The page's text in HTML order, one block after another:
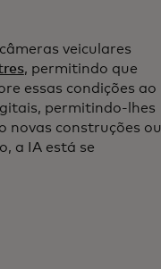
veiculares
, permitindo que
essas condições ao
permitindo-lhes
novas construções ou
a IA está se